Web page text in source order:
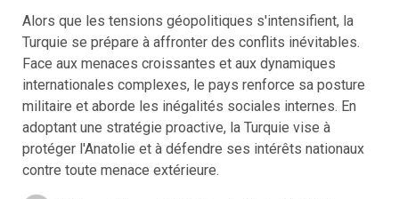
Alors que les tensions géopolitiques s'intensifient, la
Turquie se prépare à affronter des conflits inévitables.
Face aux menaces croissantes et aux dynamiques
internationales complexes, le pays renforce sa posture
militaire et aborde les inégalités sociales internes. En
adoptant une stratégie proactive, la Turquie vise à
protéger l'Anatolie et à défendre ses intérêts nationaux
contre toute menace extérieure.